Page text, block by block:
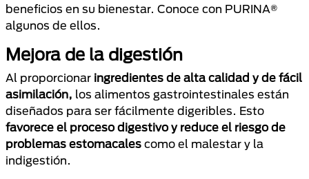
beneficios en su bienestar. Conoce con PURINA®
algunos de ellos.
Mejora de la digestión
Al proporcionar ingredientes de alta calidad y de fácil
asimilación, los alimentos gastrointestinales están
diseñados para ser fácilmente digeribles. Esto
favorece el proceso digestivo y reduce el riesgo de
problemas estomacales como el malestar y la
indigestión.